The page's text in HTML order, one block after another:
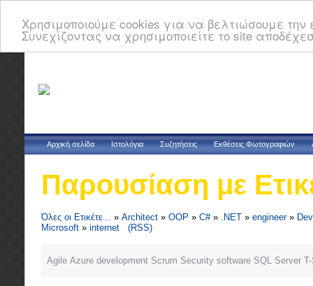
Χρησιμοποιούμε cookies για να βελτιώσουμε
Συνεχίζοντας να χρησιμοποιείτε το site
Αρχική σελίδα Ιστολόγια Συζητήσεις Εκθέσεις Φωτογραφιών
Παρουσίαση με
Όλες οι Ετικέτε... » Architect » OOP » C#» .NET » engineer»
Microsoft » internet (RSS)
Agile Azure development Scrum Security software SQL Server